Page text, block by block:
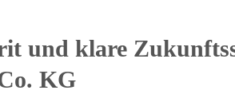
und klare
KG